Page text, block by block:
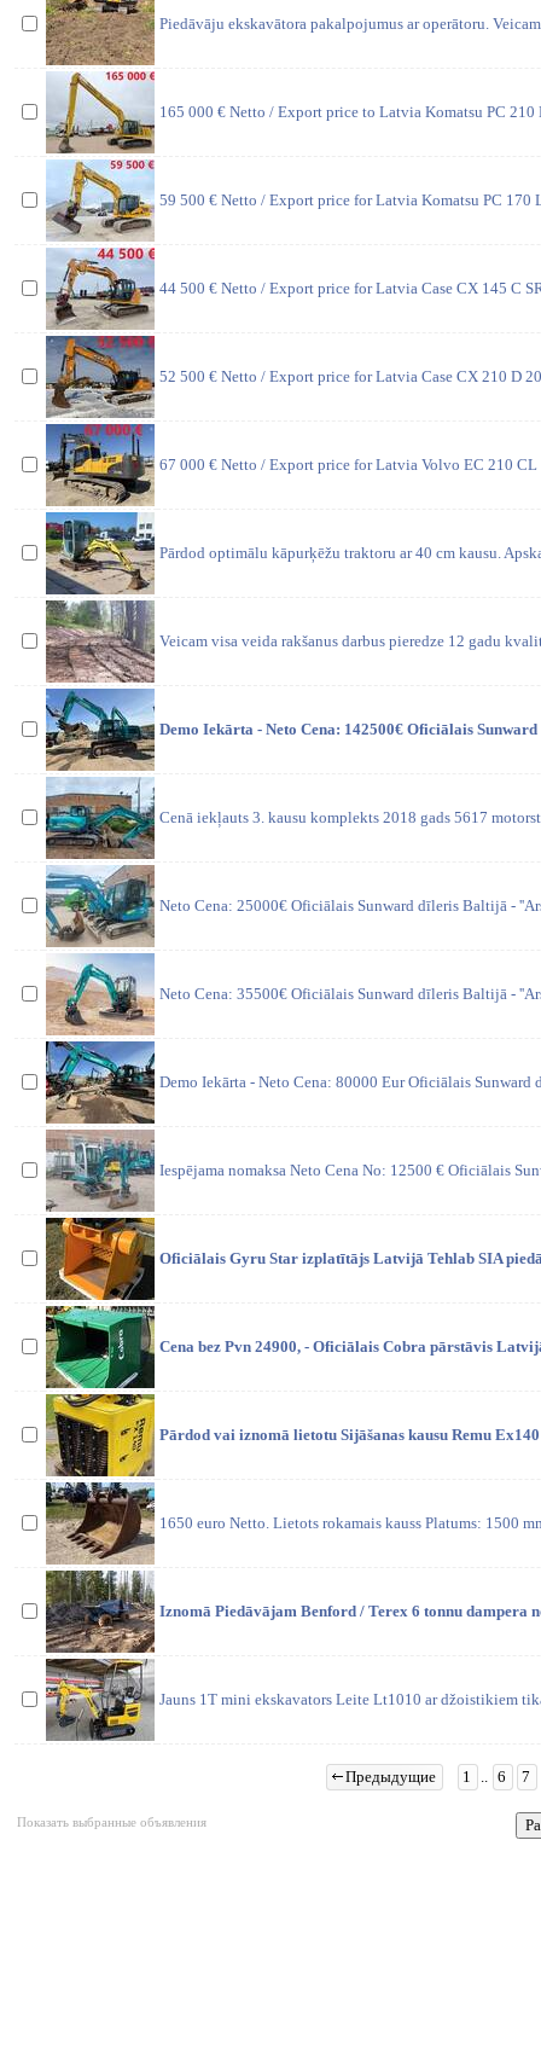
Piedāvāju ekskavātora pakalpojumus ar operātoru.
165 000 € Netto / Export price to Latvia Komatsu PC
59 500 € Netto / Export price for Latvia Komatsu PC 170
44 500 € Netto / Export price for Latvia Case CX 145 C
52 500 € Netto / Export price for Latvia Case CX 210 D
67 000 € Netto / Export price for Latvia Volvo EC 210
Pārdod optimālu kāpurķēžu traktoru ar 40 cm kausu.
Veicam visa veida rakšanus darbus pieredze 12 gadu
Demo Iekārta - Neto Cena: 142500€ Oficiālais
Cenā iekļauts 3. kausu komplekts 2018 gads 5617
Neto Cena: 25000€ Oficiālais Sunward dīleris Baltijā -
Neto Cena: 35500€ Oficiālais Sunward dīleris Baltijā -
Demo Iekārta - Neto Cena: 80000 Eur Oficiālais
Iespējama nomaksa Neto Cena No: 12500 € Oficiālais
Oficiālais Gyru Star izplatītājs Latvijā Tehlab SIA
Cena bez Pvn 24900, - Oficiālais Cobra pārstāvis
Pārdod vai iznomā lietotu Sijāšanas kausu Remu
1650 euro Netto. Lietots rokamais kauss Platums: 1500
Iznomā Piedāvājam Benford / Terex 6 tonnu dampera
Jauns 1T mini ekskavators Leite Lt1010 ar džoistikiem
Предыдущие 1 .. 6 7
Показать выбранные объявления